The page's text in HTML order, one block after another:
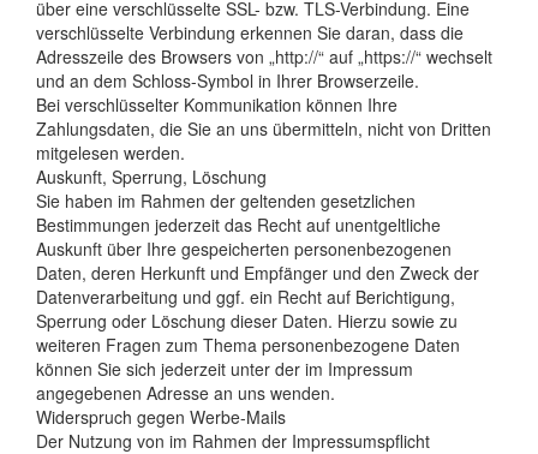
über eine verschlüsselte SSL- bzw. TLS-Verbindung. Eine
verschlüsselte Verbindung erkennen Sie daran, dass die
Adresszeile des Browsers von „http://“ auf „https://“ wechselt
und an dem Schloss-Symbol in Ihrer Browserzeile.
Bei verschlüsselter Kommunikation können Ihre
Zahlungsdaten, die Sie an uns übermitteln, nicht von Dritten
mitgelesen werden.
Auskunft, Sperrung, Löschung
Sie haben im Rahmen der geltenden gesetzlichen
Bestimmungen jederzeit das Recht auf unentgeltliche
Auskunft über Ihre gespeicherten personenbezogenen
Daten, deren Herkunft und Empfänger und den Zweck der
Datenverarbeitung und ggf. ein Recht auf Berichtigung,
Sperrung oder Löschung dieser Daten. Hierzu sowie zu
weiteren Fragen zum Thema personenbezogene Daten
können Sie sich jederzeit unter der im Impressum
angegebenen Adresse an uns wenden.
Widerspruch gegen Werbe-Mails
Der Nutzung von im Rahmen der Impressumspflicht